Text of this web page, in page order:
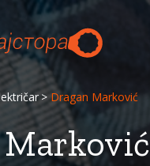
Dragan Marković